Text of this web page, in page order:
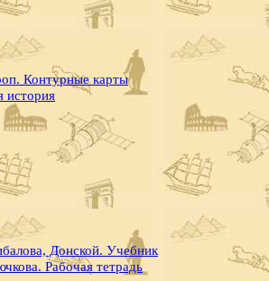
Контурные карты
история
Донской. Учебник
Рабочая тетрадь